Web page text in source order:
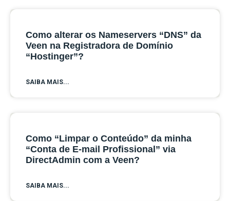
Como alterar os Nameservers “DNS” da
Veen na Registradora de Domínio
“Hostinger”?
SAIBA MAIS...
Como “Limpar o Conteúdo” da minha
“Conta de E-mail Profissional” via
DirectAdmin com a Veen?
SAIBA MAIS...